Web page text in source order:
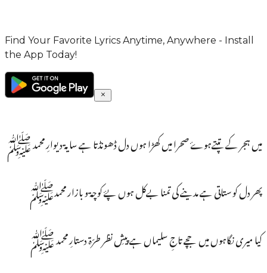
Find Your Favorite Lyrics Anytime, Anywhere - Install
the App Today!
میں ہجر کے تپتےہوۓ صحرا میں کھڑا ہوں دل ڈھونڈتا ہے سایۃ دیوارِ محمد ﷺ
پھر دل کو ستاتی ہے مدینے کی تمنا بےکل ہوں پۓ کوچۃ و بازار محمدﷺ
کیا میری نگاہوں میں جچے تاجِ سلیماں ہے پیشِ نظر طرّۃ دستارِ محمد ﷺ